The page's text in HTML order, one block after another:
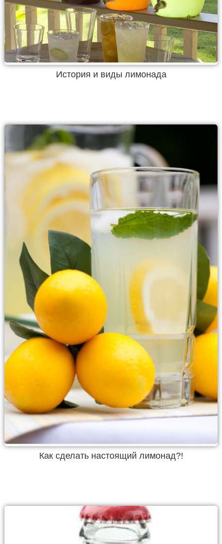
История и виды лимонада
Как сделать настоящий лимонад?!